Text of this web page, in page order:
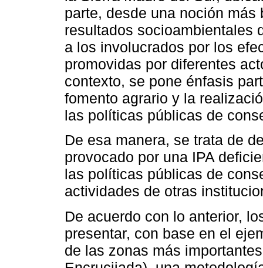
parte, desde una noción
resultados socioambientales
a los involucrados por los
promovidas por diferentes
contexto, se pone énfasis
fomento agrario y la
las políticas públicas de
De esa manera, se trata de
provocado por una IPA
las políticas públicas de
actividades de otras
De acuerdo con lo anterior,
presentar, con base en el
de las zonas más